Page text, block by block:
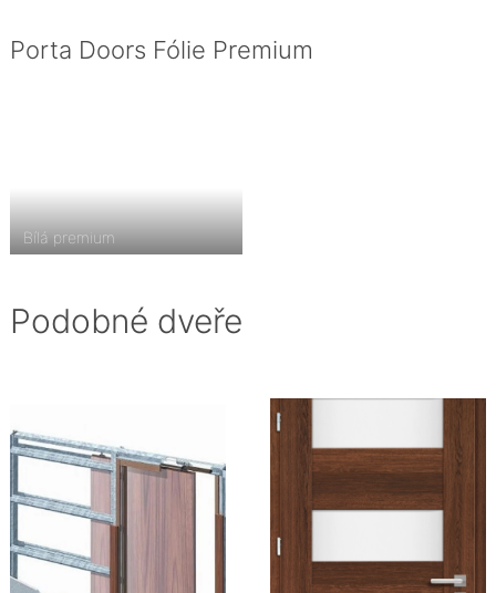
Porta Doors Fólie Premium
Bílá premium
Podobné dveře